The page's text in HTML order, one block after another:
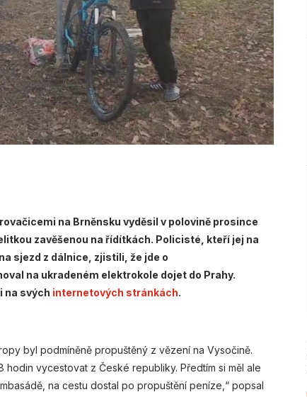
na Brněnsku vyděsil v polovině prosince
zavěšenou na řídítkách. Policisté, kteří jej na
sjezd z dálnice, zjistili, že jde o
na ukradeném elektrokole dojet do Prahy.
na svých internetových stránkách.
byl podmíněně propuštěný z vězení na Vysočině.
vycestovat z České republiky. Předtím si měl ale
na cestu dostal po propuštění peníze,“ popsal